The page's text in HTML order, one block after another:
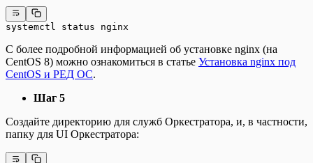
systemctl status nginx
С более подробной информацией об установке nginx (на
CentOS 8) можно ознакомиться в статье Установка nginx под
CentOS и РЕД ОС.
Шаг 5
Создайте директорию для служб Оркестратора, и, в частности,
папку для UI Оркестратора: